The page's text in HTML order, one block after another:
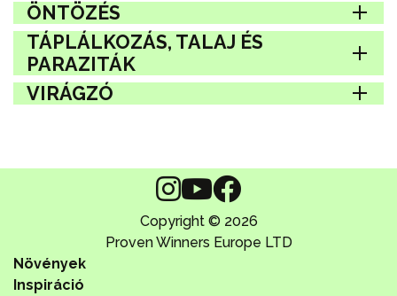
ÖNTÖZÉS
TÁPLÁLKOZÁS, TALAJ ÉS
PARAZITÁK
VIRÁGZÓ
Copyright © 2026
Proven Winners Europe LTD
Növények
Inspiráció